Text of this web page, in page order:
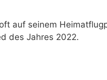
auf seinem
des Jahres 2022.